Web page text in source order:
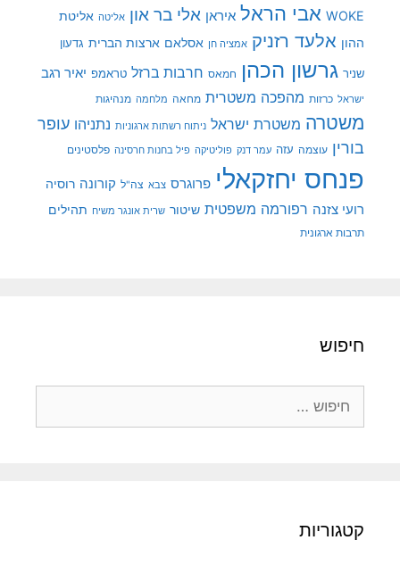
WOKE אבי הראל איראן אלי בר און אליטה אליטת
ההון אלעד רזניק אמציה חן אסלאם ארצות הברית גדעון
שניר גרשון הכהן חמאס חרבות ברזל טראמפ יאיר רגב
ישראל כרזות מהפכה משטרית מחאה מלחמה מנהיגות
משטרה משטרת ישראל ניתוח רשתות ארגוניות נתניהו עופר
בורין עוצמה עזה עמר דנק פוליטיקה פיל בחנות חרסינה פלסטינים
פנחס יחזקאלי פרוגרס צבא צה"ל קורונה רוסיה
רועי צזנה רפורמה משפטית שיטור שרית אונגר משיח תהילים
תרבות ארגונית
חיפוש
קטגוריות